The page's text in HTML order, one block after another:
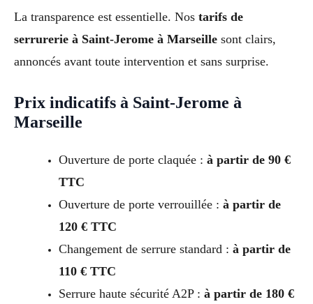
La transparence est essentielle. Nos tarifs de
serrurerie à Saint-Jerome à Marseille sont clairs,
annoncés avant toute intervention et sans surprise.
Prix indicatifs à Saint-Jerome à
Marseille
Ouverture de porte claquée : à partir de 90 €
TTC
Ouverture de porte verrouillée : à partir de
120 € TTC
Changement de serrure standard : à partir de
110 € TTC
Serrure haute sécurité A2P : à partir de 180 €